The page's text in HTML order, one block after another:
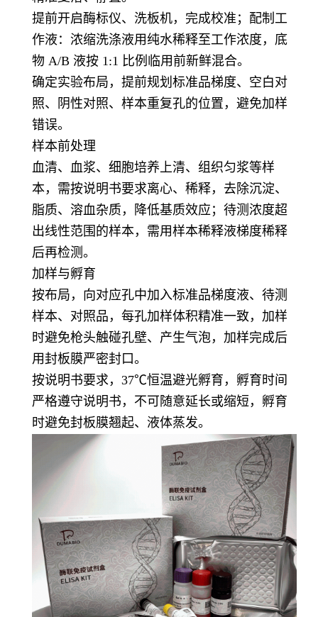
提前开启酶标仪、洗板机，完成校准；配制工
作液：浓缩洗涤液用纯水稀释至工作浓度，底
物 A/B 液按 1:1 比例临用前新鲜混合。
确定实验布局，提前规划标准品梯度、空白对
照、阴性对照、样本重复孔的位置，避免加样
错误。
样本前处理
血清、血浆、细胞培养上清、组织匀浆等样
本，需按说明书要求离心、稀释，去除沉淀、
脂质、溶血杂质，降低基质效应；待测浓度超
出线性范围的样本，需用样本稀释液梯度稀释
后再检测。
加样与孵育
按布局，向对应孔中加入标准品梯度液、待测
样本、对照品，每孔加样体积精准一致，加样
时避免枪头触碰孔壁、产生气泡，加样完成后
用封板膜严密封口。
按说明书要求，37℃恒温避光孵育，孵育时间
严格遵守说明书，不可随意延长或缩短，孵育
时避免封板膜翘起、液体蒸发。